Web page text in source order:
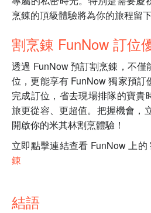
烹錬的頂級體驗將為你的旅程留
割烹錬 FunNow 訂位
透過 FunNow 預訂割烹錬，不僅
位，更能享有 FunNow 獨家預
完成訂位，省去現場排隊的寶貴
旅更從容、更超值。把握機會，
開啟你的米其林割烹體驗！
立即點擊連結查看 FunNow 上的
錬
結語